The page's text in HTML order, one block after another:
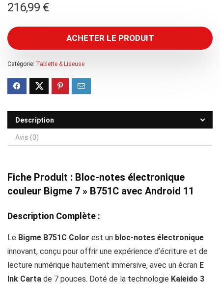
216,99 €
ACHETER LE PRODUIT
Catégorie: Tablette & Liseuse
Description
Avis (0)
Fiche Produit : Bloc-notes électronique
couleur Bigme 7 » B751C avec Android 11
Description Complète :
Le Bigme B751C Color est un bloc-notes électronique
innovant, conçu pour offrir une expérience d’écriture et de
lecture numérique hautement immersive, avec un écran E
Ink Carta de 7 pouces. Doté de la technologie Kaleido 3